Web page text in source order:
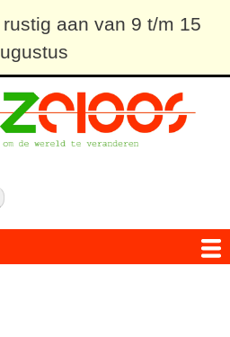
en
naar
inhoud
gaan
aan van 9 t/m 15